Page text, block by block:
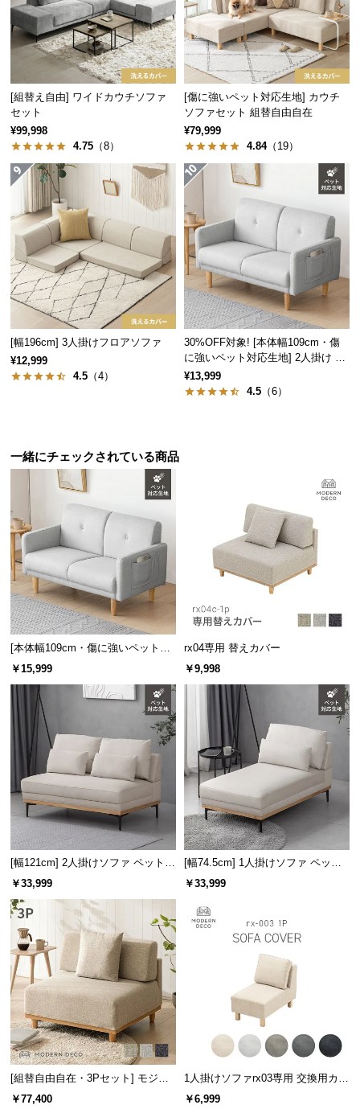
い
入
経
路
に
い
返
品・
キ
ャ
ン
ル
に
つ
保
証
い
て
会
員
規
約
つ
い
て
客
ー
ト
ら
せ
ブ
ロ
グ
[組替え自由] ワイドカウチソファ
セット
¥99,998
4.75 （8）
[傷に強いペット対応生地] カウチ
ソファセット 組替自由自在
¥79,999
4.84（19）
[幅196cm] 3人掛けフロアソファ
¥12,999
4.5 （4）
30%OFF対象! [本体幅109cm・傷
に強いペット対応生地] 2人掛け コ
ンパクトソファ ポケット付き
¥13,999
4.5 （6）
一緒にチェックされている商品
[本体幅109cm・傷に強いペット対
応生地] 2人掛け コンパクトソファ
￥15,999
rx04専用 替えカバー
￥9,998
[幅121cm] 2人掛けソファ ペット対
応生地
￥33,999
[幅74.5cm] 1人掛けソファ ペット
対応生地
￥33,999
[組替自由自在・3Pセット] モジュ
ールソファ アームレス 天然木脚
￥77,400
1人掛けソファrx03専用 交換用カバ
ー
￥6,999